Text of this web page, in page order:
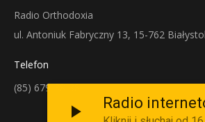
Radio Orthodoxia
ul. Antoniuk Fabryczny 13, 15-762
Telefon
(85) 679-38-38
Radio